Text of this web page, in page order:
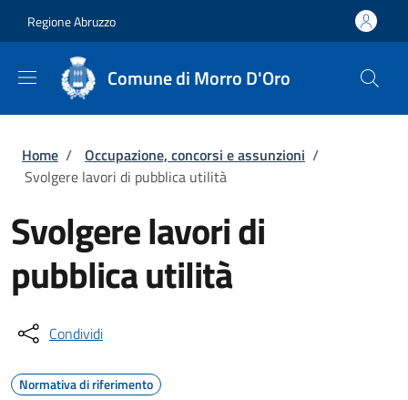
Regione Abruzzo
Comune di Morro D'Oro
Briciole di pane
Home / Occupazione, concorsi e assunzioni /
Svolgere lavori di pubblica utilità
Svolgere lavori di
pubblica utilità
Condividi
Normativa di riferimento